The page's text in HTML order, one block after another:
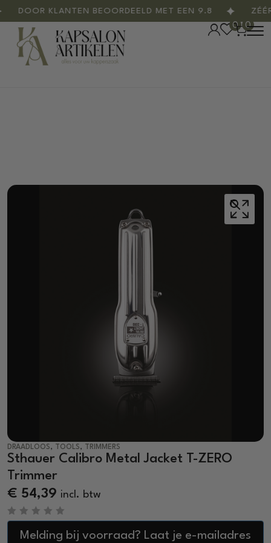
DOOR KLANTEN BEOORDEELD MET EEN 9.8
0 0
DRAADLOOS, TOOLS, TRIMMERS
Sthauer Calibro Metal Jacket T-ZERO
Trimmer
€ 54,39 incl. btw
R
Melding bij voorraad? Laat je e-mailadres